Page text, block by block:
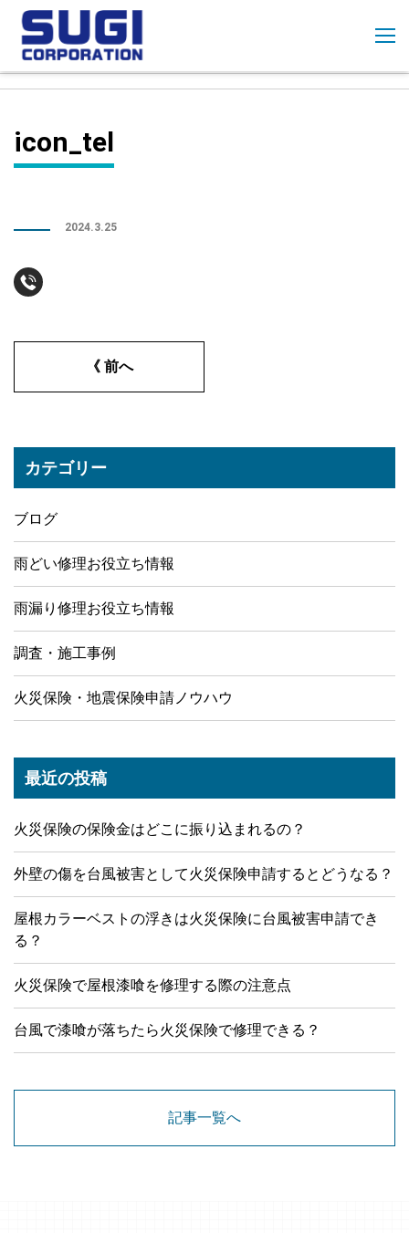
ン
icon_tel
2024.3.25
《 前へ
カテゴリー
ブログ
雨どい修理お役立ち情報
雨漏り修理お役立ち情報
調査・施工事例
火災保険・地震保険申請ノウハウ
最近の投稿
火災保険の保険金はどこに振り込まれるの？
外壁の傷を台風被害として火災保険申請するとどうなる？
屋根カラーベストの浮きは火災保険に台風被害申請でき
る？
火災保険で屋根漆喰を修理する際の注意点
台風で漆喰が落ちたら火災保険で修理できる？
記事一覧へ